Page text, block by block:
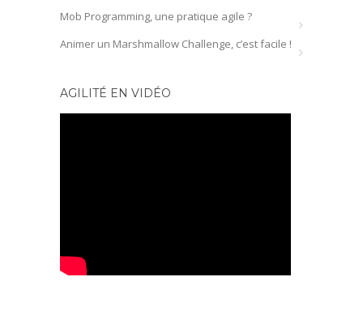
Mob Programming, une pratique agile ?
Animer un Marshmallow Challenge, c’est facile !
AGILITÉ EN VIDÉO